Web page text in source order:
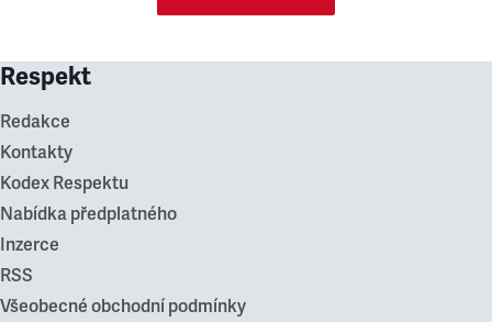
Respekt
Redakce
Kontakty
Kodex Respektu
Nabídka předplatného
Inzerce
RSS
Všeobecné obchodní podmínky